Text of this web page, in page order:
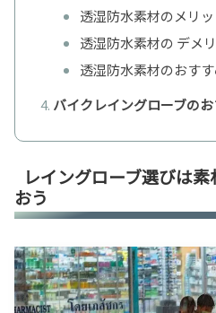
透湿防水素材のメリッ
透湿防水素材の デメ
透湿防水素材のおす
バイクレイングローブの
レイングローブ選びは
おう